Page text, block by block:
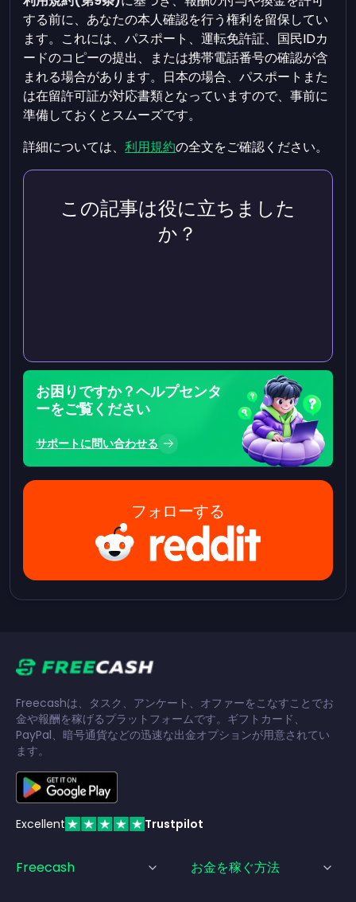
する前に、あなたの本人確認を行う権利を留保してい
ます。これには、パスポート、運転免許証、国民IDカ
ードのコピーの提出、または携帯電話番号の確認が含
まれる場合があります。日本の場合、パスポートまた
は在留許可証が対応書類となっていますので、事前に
準備しておくとスムーズです。
詳細については、利用規約の全文をご確認ください。
この記事は役に立ちました
か？
お困りですか？ヘルプセンタ
ーをご覧ください
サポートに問い合わせる
フォローする
Freecashは、タスク、アンケート、オファーをこなすことでお
金や報酬を稼げるプラットフォームです。ギフトカード、
PayPal、暗号通貨などの迅速な出金オプションが用意されてい
ます。
Excellent Trustpilot
Freecash お金を稼ぐ方法